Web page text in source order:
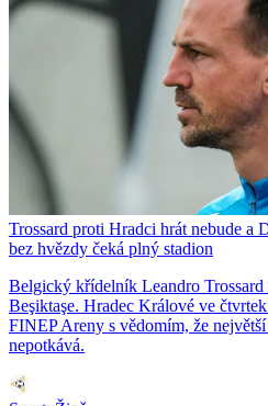
Trossard proti Hradci hrát nebude a
bez hvězdy čeká plný stadion
Belgický křídelník Leandro Trossard
Beşiktaşe. Hradec Králové ve
FINEP Areny s vědomím, že
nepotkává.